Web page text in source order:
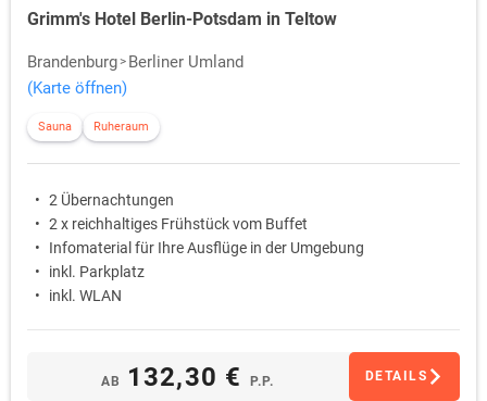
Grimm's Hotel Berlin-Potsdam in Teltow
Brandenburg
Berliner Umland
(Karte öffnen)
Sauna Ruheraum
2 Übernachtungen
2 x reichhaltiges Frühstück vom Buffet
Infomaterial für Ihre Ausflüge in der Umgebung
inkl. Parkplatz
inkl. WLAN
AB 132,30 € P.P. DETAILS